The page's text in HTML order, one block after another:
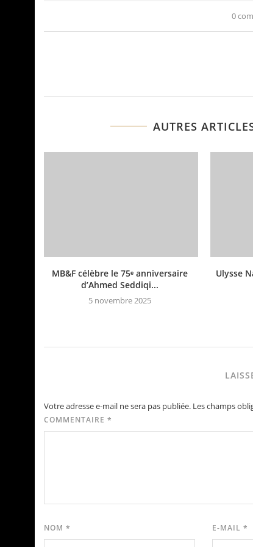
0
AUTRES
MB&F célèbre le 75ᵉ anniversaire
d’Ahmed Seddiqi...
5 novembre 2025
Ulysse
Votre adresse e-mail ne sera pas publiée. Les champs
COMMENTAIRE *
NOM * E-MAIL*